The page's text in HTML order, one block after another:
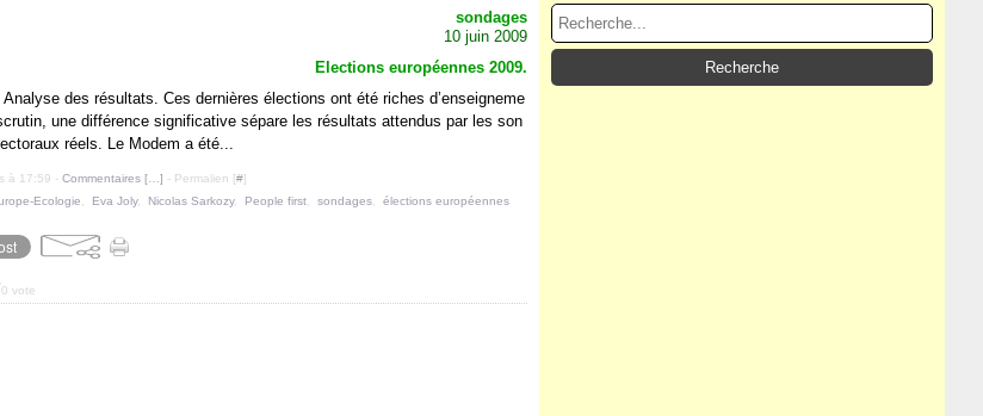
sondages
10 juin 2009
Elections européennes 2009.
des résultats. Ces dernières élections ont été riches d’enseigneme
une différence significative sépare les résultats attendus par les son
réels. Le Modem a été...
à 17:59 - Commentaires [ ] - Permalien [#]
Ecologie Eva Joly, Nicolas Sarkozy, People first sondages
élections européennes
0 vote